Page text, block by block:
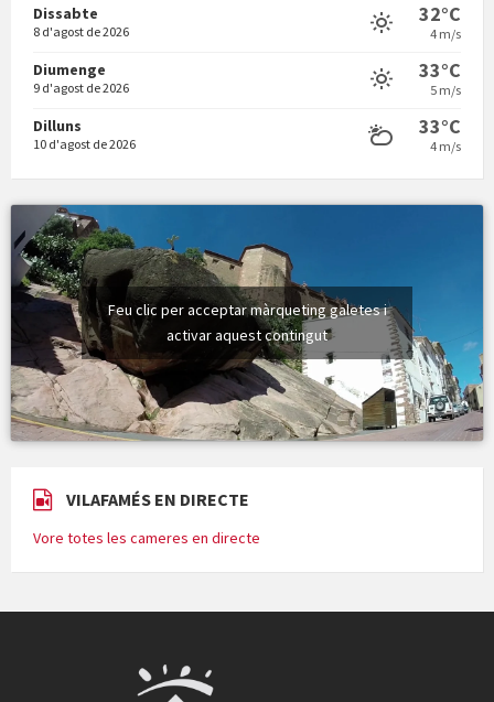
Vermuts a la Font. Hit parit
Dissabte
8 d'agost de 2026
32°C
4 m/s
Diumenge
9 d'agost de 2026
33°C
5 m/s
Dilluns
10 d'agost de 2026
33°C
4 m/s
Feu clic per acceptar màrqueting galetes i
activar aquest contingut
VILAFAMÉS EN DIRECTE
Vore totes les cameres en directe